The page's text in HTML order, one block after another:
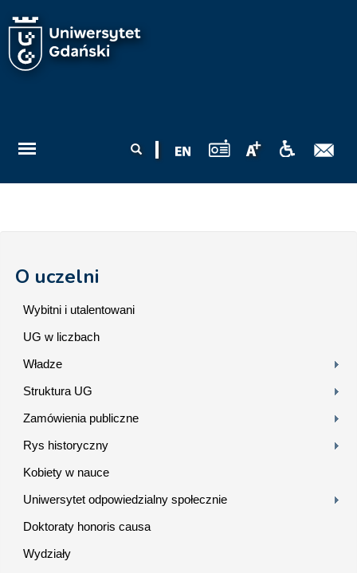
wyszukiwania
O uczelni
Wybitni i utalentowani
UG w liczbach
Władze
Struktura UG
Zamówienia publiczne
Rys historyczny
Kobiety w nauce
Uniwersytet odpowiedzialny społecznie
Doktoraty honoris causa
Wydziały